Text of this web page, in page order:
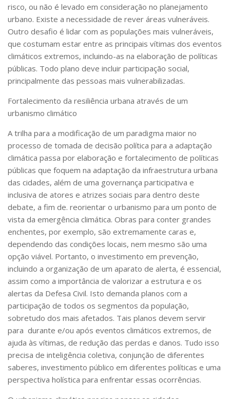
risco, ou não é levado em consideração no planejamento
urbano. Existe a necessidade de rever áreas vulneráveis.
Outro desafio é lidar com as populações mais vulneráveis,
que costumam estar entre as principais vítimas dos eventos
climáticos extremos, incluindo-as na elaboração de políticas
públicas. Todo plano deve incluir participação social,
principalmente das pessoas mais vulnerabilizadas.
Fortalecimento da resiliência urbana através de um
urbanismo climático
A trilha para a modificação de um paradigma maior no
processo de tomada de decisão política para a adaptação
climática passa por elaboração e fortalecimento de políticas
públicas que foquem na adaptação da infraestrutura urbana
das cidades, além de uma governança participativa e
inclusiva de atores e atrizes sociais para dentro deste
debate, a fim de. reorientar o urbanismo para um ponto de
vista da emergência climática. Obras para conter grandes
enchentes, por exemplo, são extremamente caras e,
dependendo das condições locais, nem mesmo são uma
opção viável. Portanto, o investimento em prevenção,
incluindo a organização de um aparato de alerta, é essencial,
assim como a importância de valorizar a estrutura e os
alertas da Defesa Civil. Isto demanda planos com a
participação de todos os segmentos da população,
sobretudo dos mais afetados. Tais planos devem servir
para durante e/ou após eventos climáticos extremos, de
ajuda às vítimas, de redução das perdas e danos. Tudo isso
precisa de inteligência coletiva, conjunção de diferentes
saberes, investimento público em diferentes políticas e uma
perspectiva holística para enfrentar essas ocorrências.